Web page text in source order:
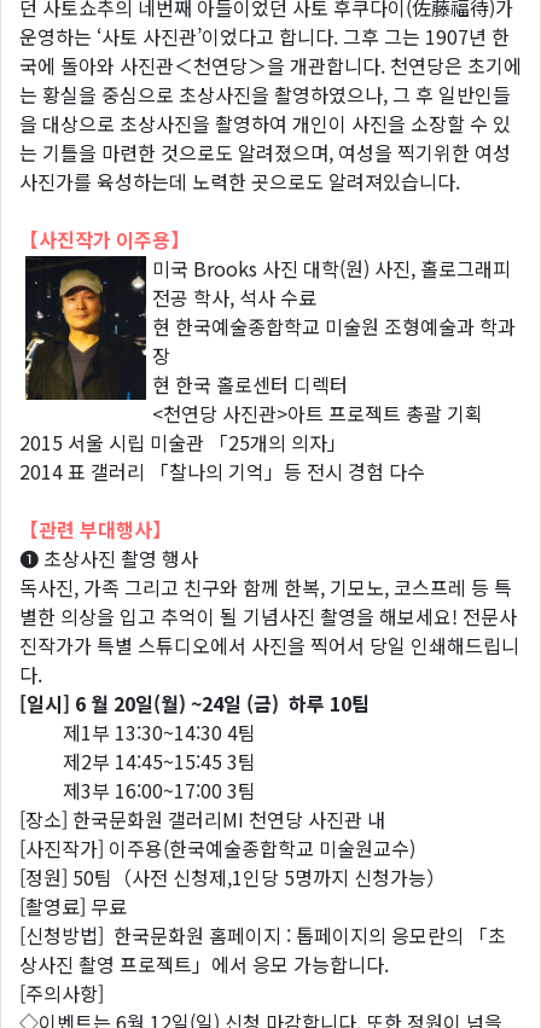
던 사토쇼추의 네번째 아들이었던 사토 후쿠다이(佐藤福待)가
운영하는 ‘사토 사진관’이었다고 합니다. 그후 그는 1907년 한
국에 돌아와 사진관＜천연당＞을 개관합니다. 천연당은 초기에
는 황실을 중심으로 초상사진을 촬영하였으나, 그 후 일반인들
을 대상으로 초상사진을 촬영하여 개인이 사진을 소장할 수 있
는 기틀을 마련한 것으로도 알려졌으며, 여성을 찍기위한 여성
사진가를 육성하는데 노력한 곳으로도 알려져있습니다.
【사진작가 이주용】
미국 Brooks 사진 대학(원) 사진, 홀로그래피
전공 학사, 석사 수료
현 한국예술종합학교 미술원 조형예술과 학과
장
현 한국 홀로센터 디렉터
<천연당 사진관>아트 프로젝트 총괄 기획
2015 서울 시립 미술관 「25개의 의자」
2014 표 갤러리 「찰나의 기억」등 전시 경험 다수
【관련 부대행사】
❶ 초상사진 촬영 행사
독사진, 가족 그리고 친구와 함께 한복, 기모노, 코스프레 등 특
별한 의상을 입고 추억이 될 기념사진 촬영을 해보세요! 전문사
진작가가 특별 스튜디오에서 사진을 찍어서 당일 인쇄해드립니
다.
[일시] 6 월 20일(월) ~24일 (금) 하루 10팀
제1부 13:30~14:30 4팀
제2부 14:45~15:45 3팀
제3부 16:00~17:00 3팀
[장소] 한국문화원 갤러리MI 천연당 사진관 내
[사진작가] 이주용(한국예술종합학교 미술원교수)
[정원] 50팀（사전 신청제,1인당 5명까지 신청가능）
[촬영료] 무료
[신청방법] 한국문화원 홈페이지 : 톱페이지의 응모란의 「초
상사진 촬영 프로젝트」에서 응모 가능합니다.
[주의사항]
◇이벤트는 6월 12일(일) 신청 마감합니다. 또한 정원이 넘을